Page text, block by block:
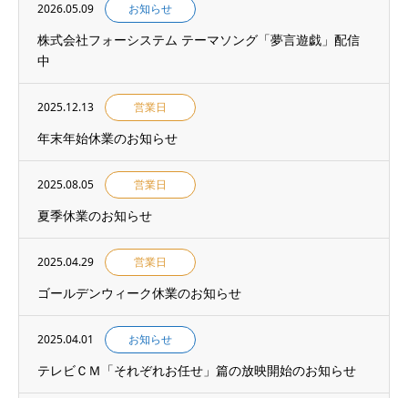
2026.05.09 お知らせ
株式会社フォーシステム テーマソング「夢言遊戯」配信
中
2025.12.13 営業日
年末年始休業のお知らせ
2025.08.05 営業日
夏季休業のお知らせ
2025.04.29 営業日
ゴールデンウィーク休業のお知らせ
2025.04.01 お知らせ
テレビＣＭ「それぞれお任せ」篇の放映開始のお知らせ